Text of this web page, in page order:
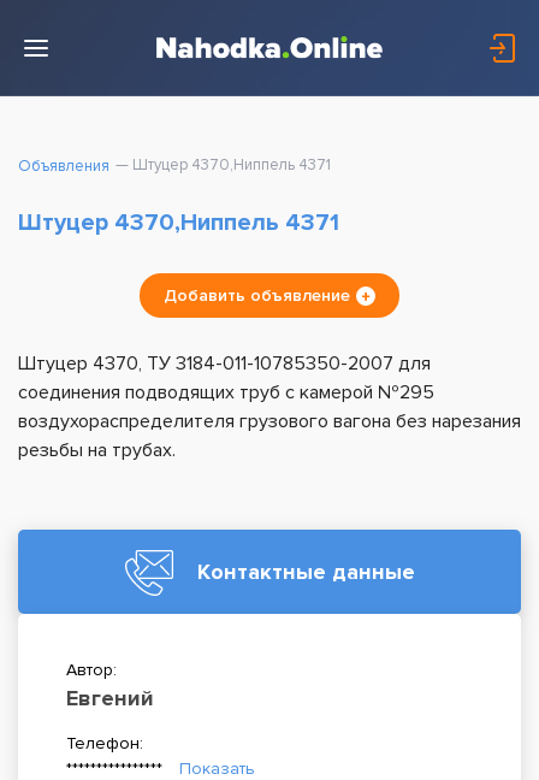
Объявления Штуцер 4370,Ниппель 4371
Штуцер 4370,Ниппель 4371
Добавить объявление
Штуцер 4370, ТУ 3184-011-10785350-2007 для
соединения подводящих труб с камерой №295
воздухораспределителя грузового вагона без нарезания
резьбы на трубах.
Контактные данные
Автор:
Евгений
Телефон:
****************
Показать